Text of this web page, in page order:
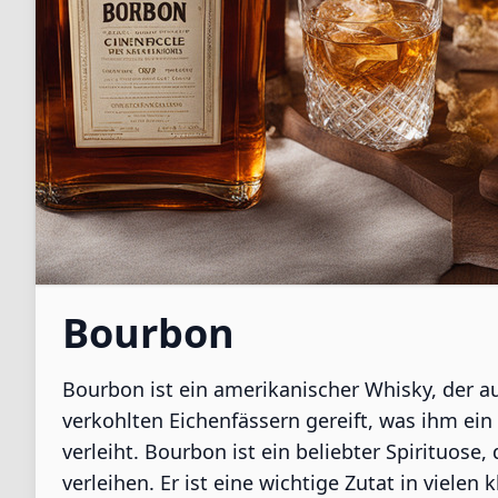
Bourbon
Bourbon ist ein amerikanischer Whisky, der
verkohlten Eichenfässern gereift, was ihm
verleiht. Bourbon ist ein beliebter Spirituose,
verleihen. Er ist eine wichtige Zutat in vielen